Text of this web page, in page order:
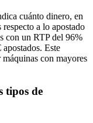
cuánto dinero, en
a lo apostado
con un RTP del 96%
Este
con mayores
tipos de